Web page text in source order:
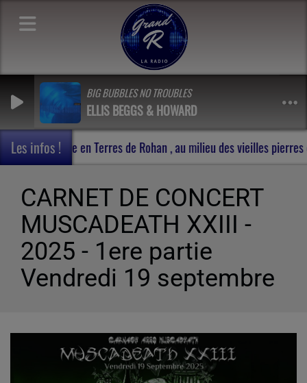
BIG BUBBLES NO TROUBLES
ELLIS BEGGS & HOWARD
Les infos !
experiment - Carnet de voyage en Terres de Rohan ,
CARNET DE CONCERT
MUSCADEATH XXIII -
2025 - 1ere partie
Vendredi 19 septembre